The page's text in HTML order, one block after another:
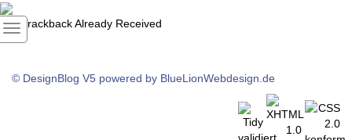
1 Trackback Already Received
© DesignBlog V5 powered by BlueLionWebdesign.de